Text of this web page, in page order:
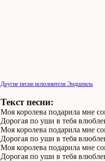
Другие песни исполнителя Эндшпиль
Текст песни:
Моя королева подарила мне
Дорогая по уши в тебя
Моя королева подарила мне
Дорогая по уши в тебя
Моя королева подарила мне
Дорогая по уши в тебя